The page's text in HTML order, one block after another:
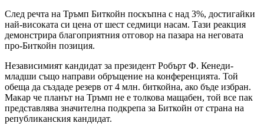
След речта на Тръмп Биткойн поскъпна с над 3%, достигайки
най-високата си цена от шест седмици насам. Тази реакция
демонстрира благоприятния отговор на пазара на неговата
про-Биткойн позиция.
Независимият кандидат за президент Робърт Ф. Кенеди-
младши също направи обръщение на конференцията. Той
обеща да създаде резерв от 4 млн. биткойна, ако бъде избран.
Макар че планът на Тръмп не е толкова мащабен, той все пак
представлява значителна подкрепа за Биткойн от страна на
републиканския кандидат.